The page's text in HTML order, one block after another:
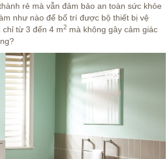
rẻ mà vẫn đảm bảo an toàn sức khỏe
như nào để bố trí được bộ thiết bị vệ
chỉ từ 3 đến 4 m2 mà không gây cảm giác